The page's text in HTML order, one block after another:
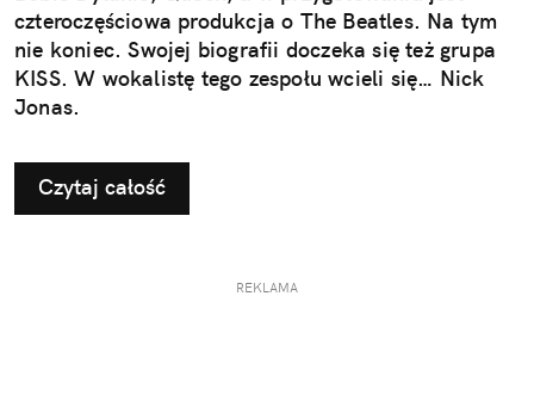
czteroczęściowa produkcja o The Beatles. Na tym
nie koniec. Swojej biografii doczeka się też grupa
KISS. W wokalistę tego zespołu wcieli się… Nick
Jonas.
Czytaj całość
REKLAMA